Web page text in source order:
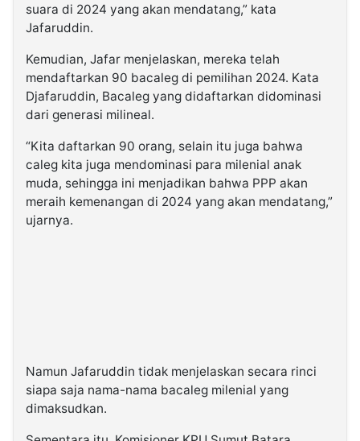
suara di 2024 yang akan mendatang,” kata
Jafaruddin.
Kemudian, Jafar menjelaskan, mereka telah
mendaftarkan 90 bacaleg di pemilihan 2024. Kata
Djafaruddin, Bacaleg yang didaftarkan didominasi
dari generasi milineal.
“Kita daftarkan 90 orang, selain itu juga bahwa
caleg kita juga mendominasi para milenial anak
muda, sehingga ini menjadikan bahwa PPP akan
meraih kemenangan di 2024 yang akan mendatang,”
ujarnya.
Namun Jafaruddin tidak menjelaskan secara rinci
siapa saja nama-nama bacaleg milenial yang
dimaksudkan.